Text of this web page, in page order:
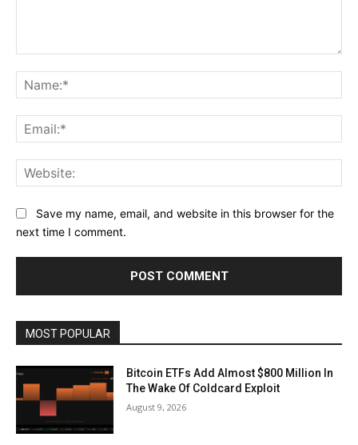
Save my name, email, and website in this browser for the
next time I comment.
MOST POPULAR
Bitcoin ETFs Add Almost $800 Million In
The Wake Of Coldcard Exploit
August 9, 2026